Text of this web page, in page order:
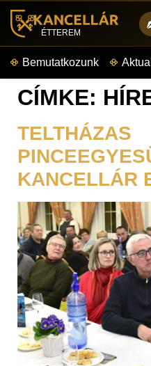
ÉTTEREM
Bemutatkozunk
CÍMKE:
TELTHÁZAS
KANCELLÁR